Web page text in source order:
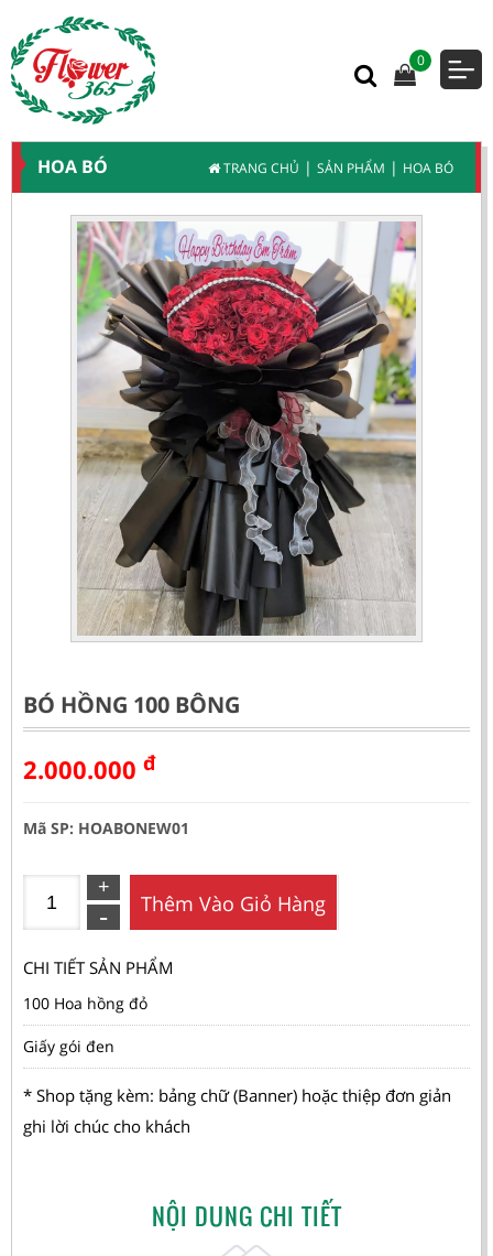
0
HOA BÓ TRANG CHỦ | SẢN PHẨM | HOA BÓ
BÓ HỒNG 100 BÔNG
2.000.000 đ
Mã SP: HOABONEW01
Thêm Vào Giỏ Hàng
CHI TIẾT SẢN PHẨM
100 Hoa hồng đỏ
Giấy gói đen
* Shop tặng kèm: bảng chữ (Banner) hoặc thiệp đơn giản
ghi lời chúc cho khách
NỘI DUNG CHI TIẾT